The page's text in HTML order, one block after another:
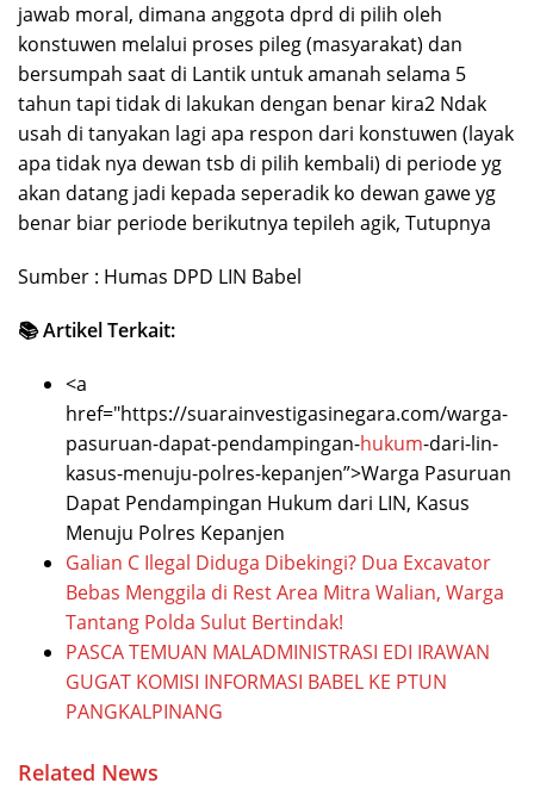
jawab moral, dimana anggota dprd di pilih oleh
konstuwen melalui proses pileg (masyarakat) dan
bersumpah saat di Lantik untuk amanah selama 5
tahun tapi tidak di lakukan dengan benar kira2 Ndak
usah di tanyakan lagi apa respon dari konstuwen (layak
apa tidak nya dewan tsb di pilih kembali) di periode yg
akan datang jadi kepada seperadik ko dewan gawe yg
benar biar periode berikutnya tepileh agik, Tutupnya
Sumber : Humas DPD LIN Babel
📚 Artikel Terkait:
<a
href="https://suarainvestigasinegara.com/warga-
pasuruan-dapat-pendampingan-hukum-dari-lin-
kasus-menuju-polres-kepanjen”>Warga Pasuruan
Dapat Pendampingan Hukum dari LIN, Kasus
Menuju Polres Kepanjen
Galian C Ilegal Diduga Dibekingi? Dua Excavator
Bebas Menggila di Rest Area Mitra Walian, Warga
Tantang Polda Sulut Bertindak!
PASCA TEMUAN MALADMINISTRASI EDI IRAWAN
GUGAT KOMISI INFORMASI BABEL KE PTUN
PANGKALPINANG
Related News